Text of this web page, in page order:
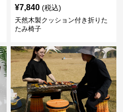
¥7,840 (税込)
天然木製クッション付き折りた
たみ椅子